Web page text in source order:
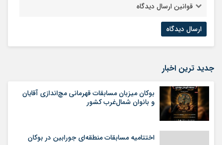
قوانین ارسال دیدگاه
جدید ترین اخبار
بوکان میزبان مسابقات قهرمانی مچ‌اندازی آقایان
و بانوان شمال‌غرب کشور
اختتامیه مسابقات منطقه‌ای جورابین در بوکان